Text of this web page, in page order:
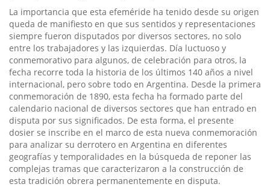
La importancia que esta efeméride ha tenido desde su origen
queda de manifiesto en que sus sentidos y representaciones
siempre fueron disputados por diversos sectores, no solo
entre los trabajadores y las izquierdas. Día luctuoso y
conmemorativo para algunos, de celebración para otros, la
fecha recorre toda la historia de los últimos 140 años a nivel
internacional, pero sobre todo en Argentina. Desde la primera
conmemoración de 1890, esta fecha ha formado parte del
calendario nacional de diversos sectores que han entrado en
disputa por sus significados. De esta forma, el presente
dosier se inscribe en el marco de esta nueva conmemoración
para analizar su derrotero en Argentina en diferentes
geografías y temporalidades en la búsqueda de reponer las
complejas tramas que caracterizaron a la construcción de
esta tradición obrera permanentemente en disputa.